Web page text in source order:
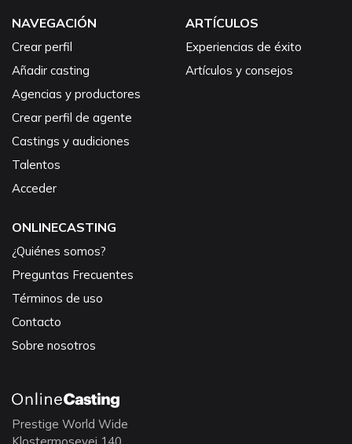
NAVEGACIÓN
Crear perfil
Añadir casting
Agencias y productores
Crear perfil de agente
Castings y audiciones
Talentos
Acceder
ARTÍCULOS
Experiencias de éxito
Artículos y consejos
ONLINECASTING
¿Quiénes somos?
Preguntas Frecuentes
Términos de uso
Contacto
Sobre nosotros
Prestige World Wide